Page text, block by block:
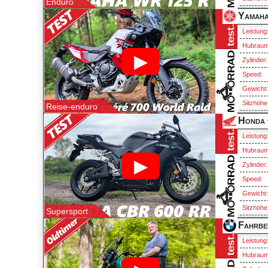
▶
Reise-enduro
Leistung:
Zylinder:
Speed:
Gewicht:
Sitzhöhe:
▶
Supersport
Leistung:
Zylinder:
Speed:
Gewicht:
Sitzhöhe:
Leistung: